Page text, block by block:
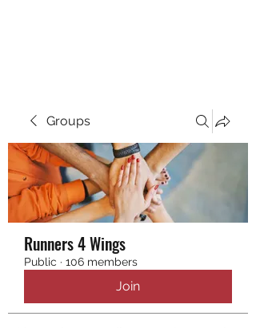
Groups
Runners 4 Wings
Public · 106 members
Join